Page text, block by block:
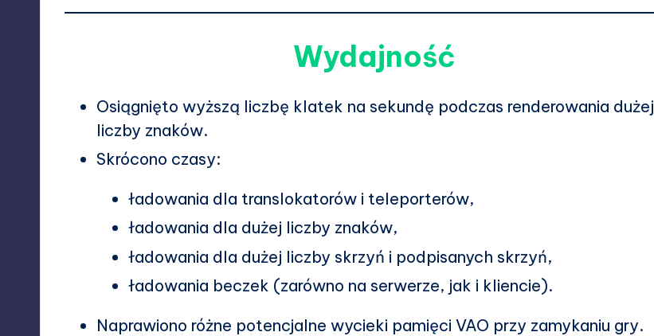
Wydajność
Osiągnięto wyższą liczbę klatek na sekundę podczas renderowania dużej
liczby znaków.
Skrócono czasy:
ładowania dla translokatorów i teleporterów,
ładowania dla dużej liczby znaków,
ładowania dla dużej liczby skrzyń i podpisanych skrzyń,
ładowania beczek (zarówno na serwerze, jak i kliencie).
Naprawiono różne potencjalne wycieki pamięci VAO przy zamykaniu gry.